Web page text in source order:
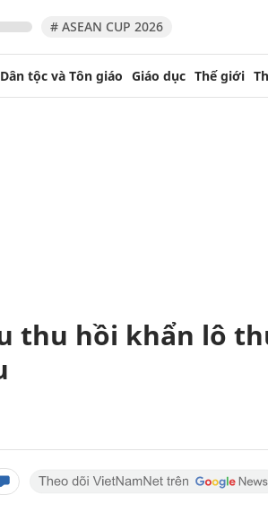
# ASEAN CUP 2026
Dân tộc và Tôn giáo Giáo dục Thế giới
thu hồi khẩn lô